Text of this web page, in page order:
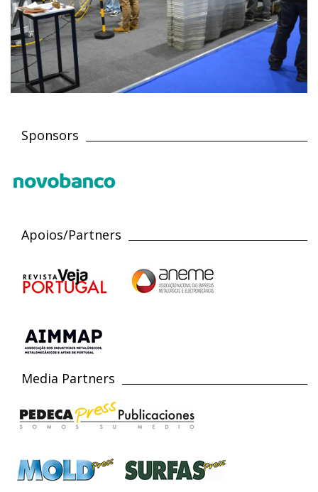
Sponsors
Apoios/Partners
Media Partners